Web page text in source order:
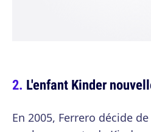
L'enfant Kinder
En 2005, Ferrero décide